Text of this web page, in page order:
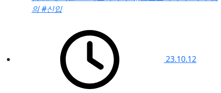
의#신입
23.10.12